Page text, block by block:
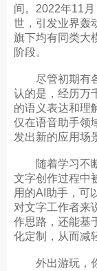
间。2022年11
世，引发业界轰
旗下均有同类大
阶段。
尽管初期有各
认的是，经历万
的语义表达和理
仅在语音助手领
发出新的应用场
随着学习不断
文字创作过程中
用的AI助手，可
对文字工作者来
作思路，还能基
化定制，从而减
外出游玩，你